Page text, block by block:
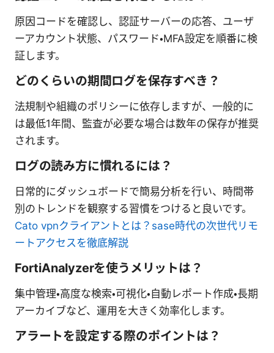
原因コードを確認し、認証サーバーの応答、ユーザ
ーアカウント状態、パスワード・MFA設定を順番に検
証します。
どのくらいの期間ログを保存すべき？
法規制や組織のポリシーに依存しますが、一般的に
は最低1年間、監査が必要な場合は数年の保存が推奨
されます。
ログの読み方に慣れるには？
日常的にダッシュボードで簡易分析を行い、時間帯
別のトレンドを観察する習慣をつけると良いです。
Cato vpnクライアントとは？sase時代の次世代リモ
ートアクセスを徹底解説
FortiAnalyzerを使うメリットは？
集中管理・高度な検索・可視化・自動レポート作成・長期
アーカイブなど、運用を大きく効率化します。
アラートを設定する際のポイントは？